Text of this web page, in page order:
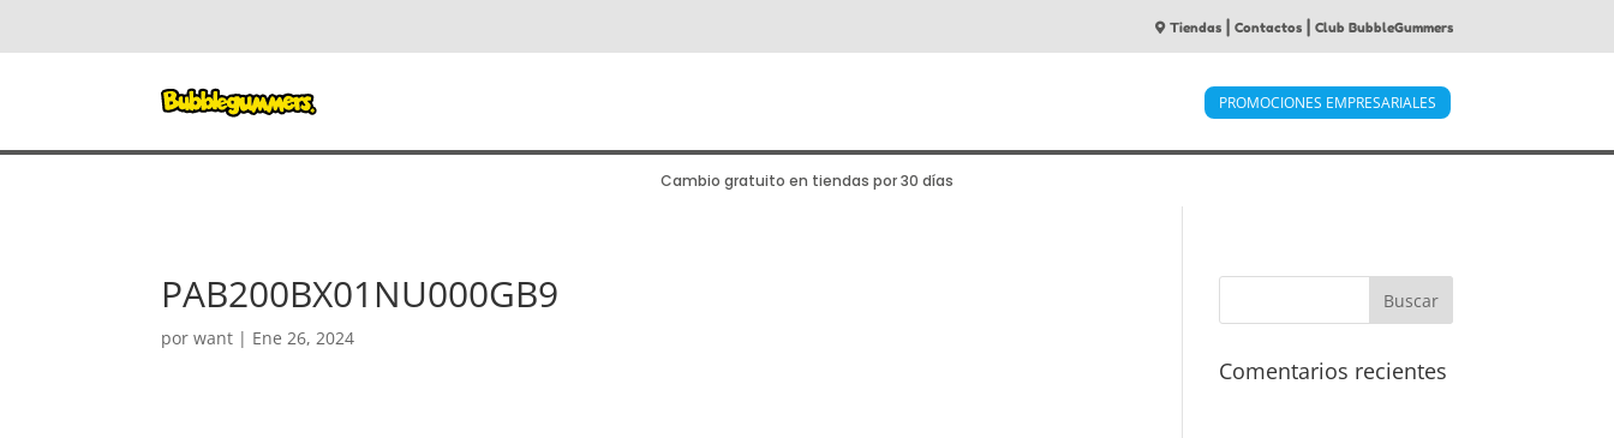
Tiendas| Contactos| Club BubbleGummers
PROMOCIONES EMPRESARIALES
Cambio gratuito en tiendas por 30 días
PAB200BX01NU000GB9
porwant | Ene 26, 2024
Comentarios recientes